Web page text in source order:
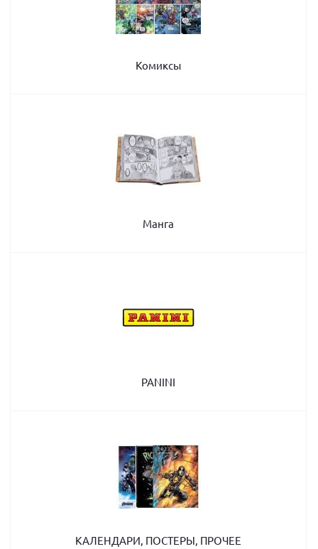
Комиксы
Манга
PANINI
КАЛЕНДАРИ, ПОСТЕРЫ, ПРОЧЕЕ